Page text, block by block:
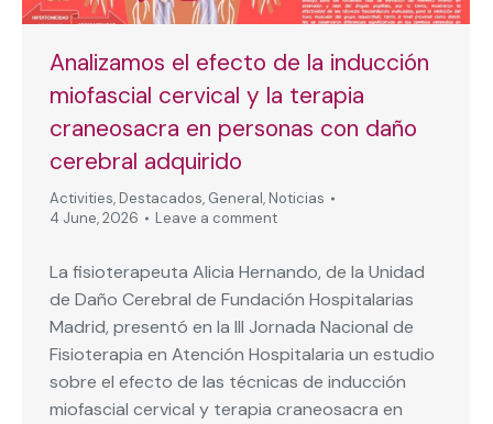
Analizamos el efecto de la inducción
miofascial cervical y la terapia
craneosacra en personas con daño
cerebral adquirido
Activities, Destacados, General, Noticias
4 June, 2026
Leave a comment
La fisioterapeuta Alicia Hernando, de la Unidad
de Daño Cerebral de Fundación Hospitalarias
Madrid, presentó en la III Jornada Nacional de
Fisioterapia en Atención Hospitalaria un estudio
sobre el efecto de las técnicas de inducción
miofascial cervical y terapia craneosacra en